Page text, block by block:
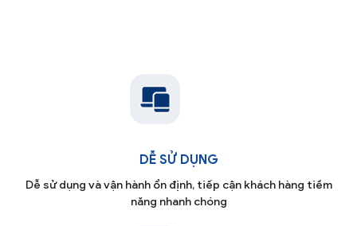
DỄ SỬ DỤNG
Dễ sử dụng và vận hành ổn định, tiếp cận khách hàng tiềm
năng nhanh chóng